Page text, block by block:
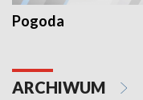
Pogoda
ARCHIWUM